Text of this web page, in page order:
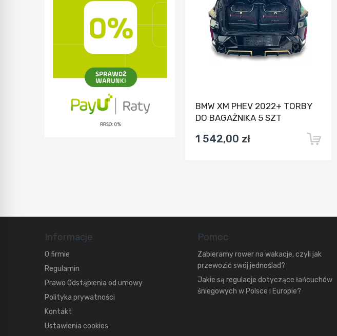
BMW XM PHEV 2022+ TORBY
DO BAGAŻNIKA 5 SZT
1 542,00 zł
Informacje
O firmie
Regulamin
Prawo Odstąpienia od umowy
Polityka prywatności
Kontakt
Ustawienia cookies
Pomoc
Zabieramy rower na wakacje, czyli jak
przewozić swój jednoślad?
Jakie są regulacje dotyczące łańcuchów
śniegowych w Polsce i Europie?